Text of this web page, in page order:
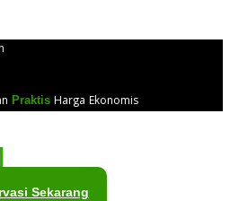
PraktisHarga Ekonomis
Sekarang